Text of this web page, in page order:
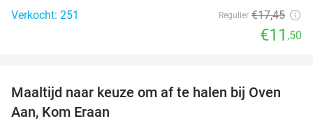
Verkocht: 251 Regulier €17,45
€11 ,50
48%
Maaltijd naar keuze om af te halen bij Oven
Aan, Kom Eraan